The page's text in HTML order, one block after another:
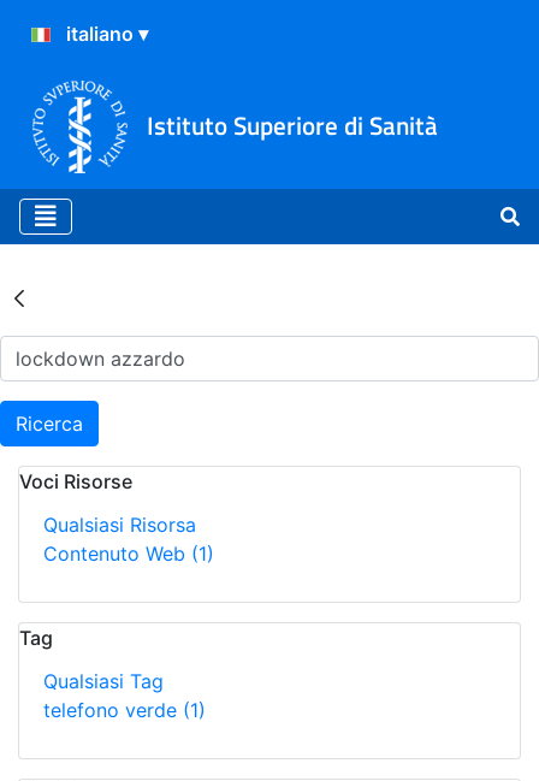
Istituto Superiore di Sanità
Risultati della Ricerca -
Ricerca
Voci Risorse
Qualsiasi Risorsa
Contenuto Web (1)
Tag
Qualsiasi Tag
telefono verde (1)